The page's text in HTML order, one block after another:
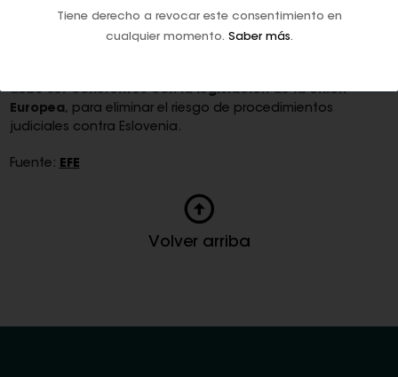
pasado al considerarse la iniciativa.
debe ser coherentes con la legislación de la Unión
Europea, para eliminar el riesgo de procedimientos
judiciales contra Eslovenia.
Fuente: EFE
Volver arriba
Tiene derecho a revocar este consentimiento en
cualquier momento. Saber más.